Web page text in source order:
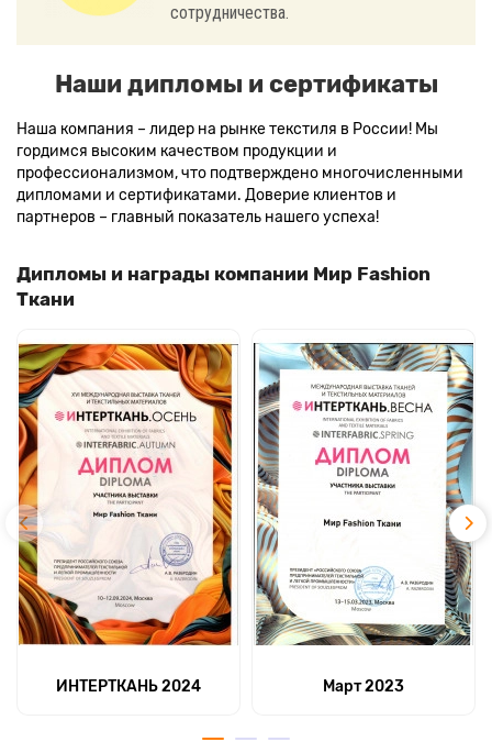
сотрудничества.
Наши дипломы и сертификаты
Наша компания – лидер на рынке текстиля в России! Мы
гордимся высоким качеством продукции и
профессионализмом, что подтверждено многочисленными
дипломами и сертификатами. Доверие клиентов и
партнеров – главный показатель нашего успеха!
Дипломы и награды компании Мир Fashion
Ткани
ИНТЕРТКАНЬ 2024 Март 2023